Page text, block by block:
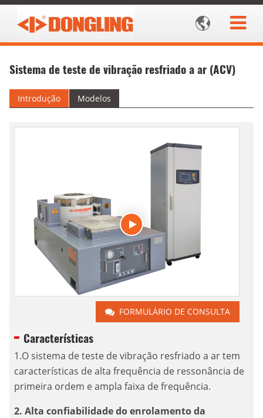

Sistema de teste de vibração resfriado a ar (ACV)
Introdução Modelos
FORMULÁRIO DE CONSULTA
Características
1.O sistema de teste de vibração resfriado a ar tem
características de alta frequência de ressonância de
primeira ordem e ampla faixa de frequência.
2. Alta confiabilidade do enrolamento da